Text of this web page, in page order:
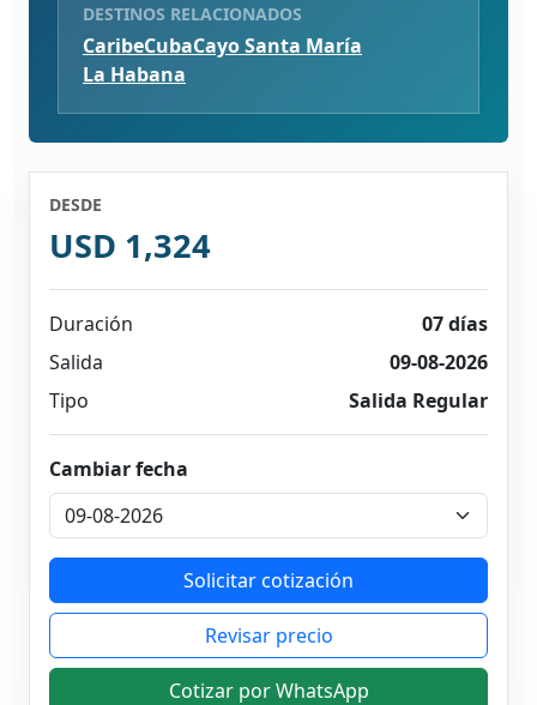
DESTINOS RELACIONADOS
CaribeCubaCayo Santa María
La Habana
DESDE
USD 1,324
Duración
07 días
Salida
09-08-2026
Tipo
Salida Regular
Cambiar fecha
Solicitar cotización
Revisar precio
Cotizar por WhatsApp